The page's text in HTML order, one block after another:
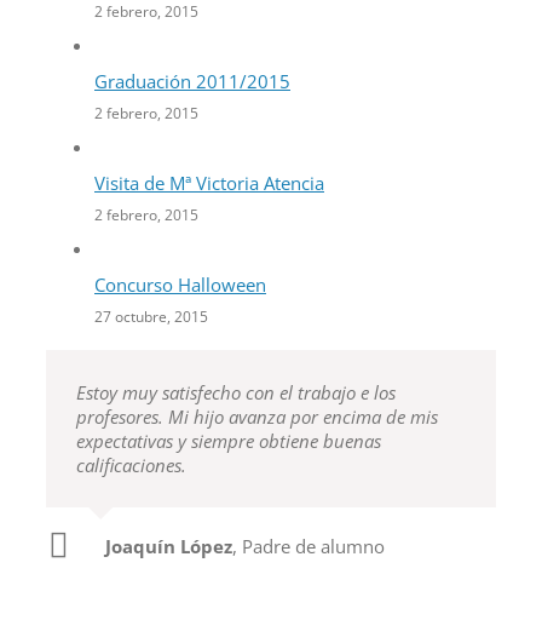
2 febrero, 2015
Graduación 2011/2015
2 febrero, 2015
Visita de Mª Victoria Atencia
2 febrero, 2015
Concurso Halloween
27 octubre, 2015
Estoy muy satisfecho con el trabajo e los
profesores. Mi hijo avanza por encima de mis
expectativas y siempre obtiene buenas
calificaciones.
Joaquín López, Padre de alumno